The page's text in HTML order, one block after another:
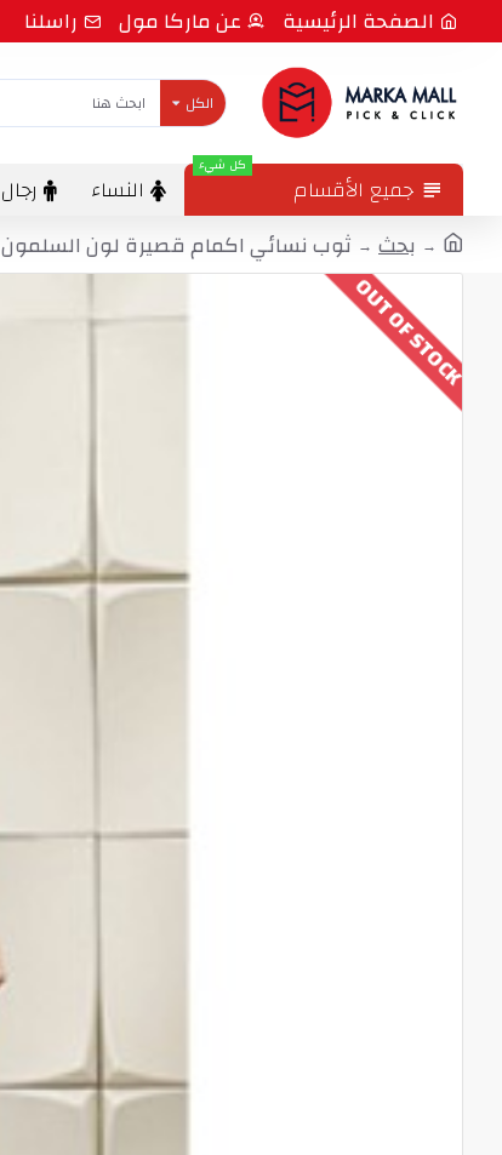
الصفحة الرئيسية عن ماركا مول راسلنا
الكل
جميع الأقسام
كل شيء
النساء رجال
بحث ثوب نسائي اكمام قصيرة لون السلمون FTS-F8007-SOM
OUT OF STOCK